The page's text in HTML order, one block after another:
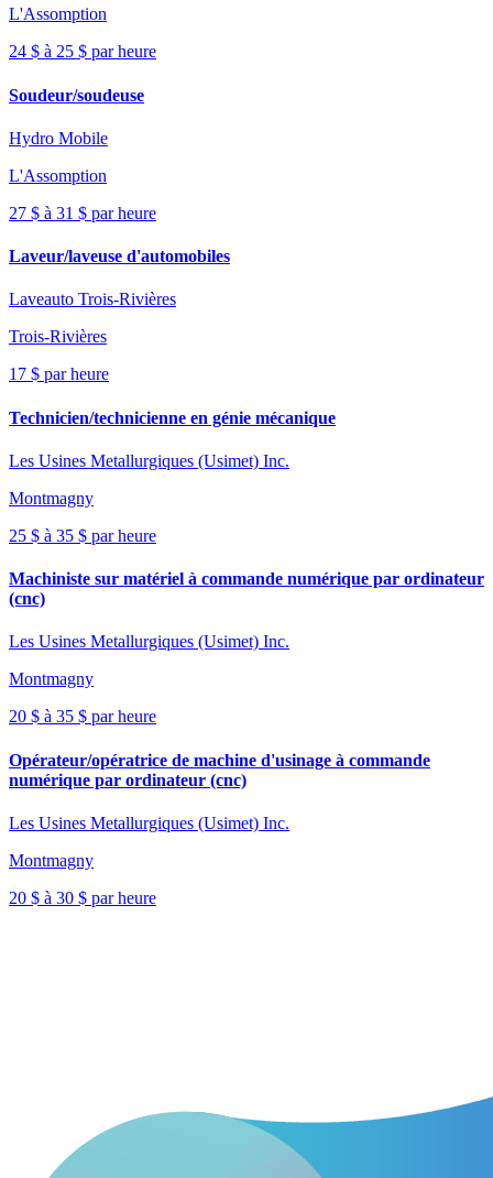
L'Assomption
24 $ à 25 $ par heure
Soudeur/soudeuse
Hydro Mobile
L'Assomption
27 $ à 31 $ par heure
Laveur/laveuse d'automobiles
Laveauto Trois-Rivières
Trois-Rivières
17 $ par heure
Technicien/technicienne en génie mécanique
Les Usines Metallurgiques (Usimet) Inc.
Montmagny
25 $ à 35 $ par heure
Machiniste sur matériel à commande numérique par ordinateur
(cnc)
Les Usines Metallurgiques (Usimet) Inc.
Montmagny
20 $ à 35 $ par heure
Opérateur/opératrice de machine d'usinage à commande
numérique par ordinateur (cnc)
Les Usines Metallurgiques (Usimet) Inc.
Montmagny
20 $ à 30 $ par heure